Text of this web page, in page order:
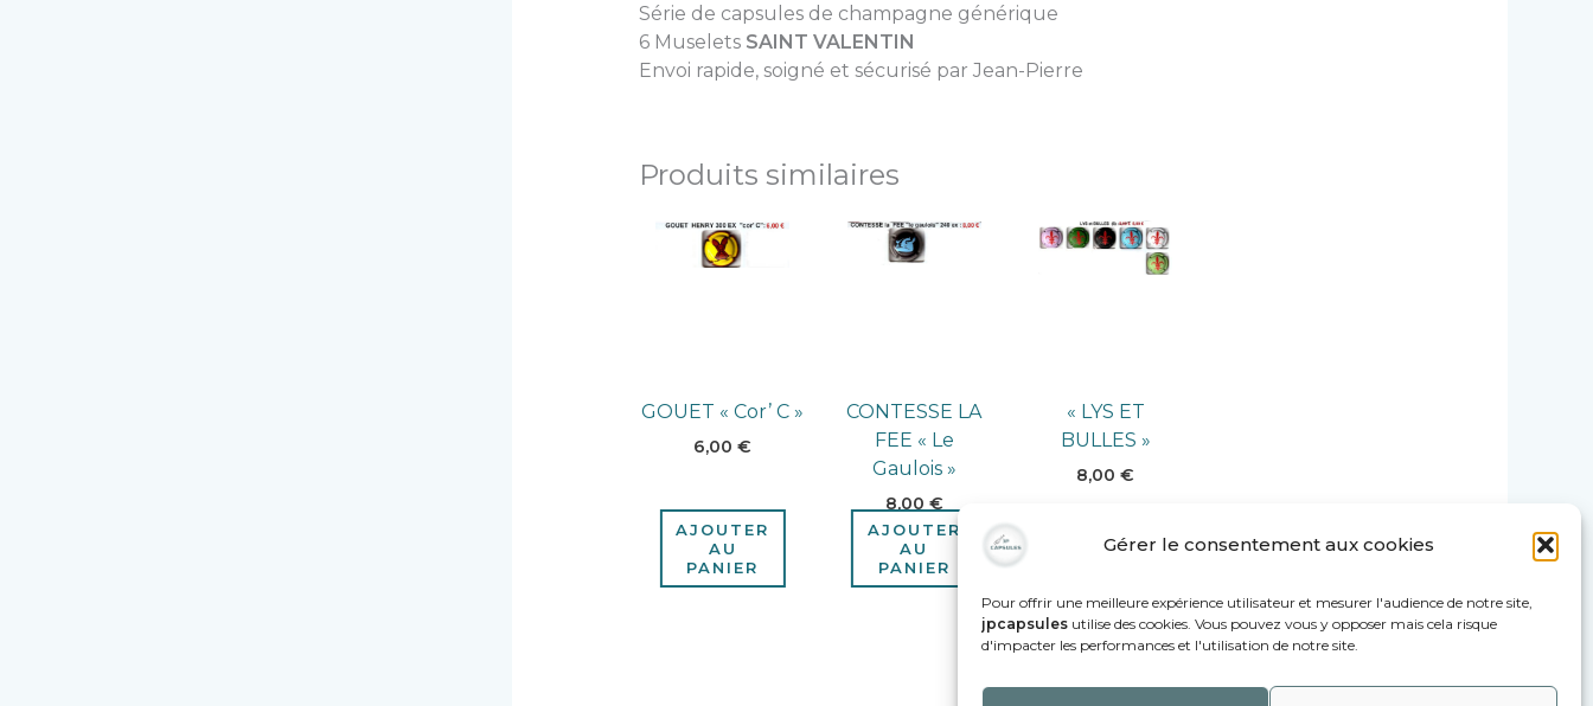
Gérer le consentement aux cookies
Pour offrir une meilleure expérience utilisateur et mesurer l'audience de notre site,
jpcapsules utilise des cookies. Vous pouvez vous y opposer mais cela risque
d'impacter les performances et l'utilisation de notre site.
Série de capsules de champagne générique
6 Muselets SAINT VALENTIN
Envoi rapide, soigné et sécurisé par Jean-Pierre
Produits similaires
GOUET « Cor’ C »
6,00€
AJOUTER
AU
PANIER
CONTESSE LA
FEE « Le
Gaulois »
8,00 €
AJOUTER
AU
PANIER
« LYS ET
BULLES »
8,00€
AU